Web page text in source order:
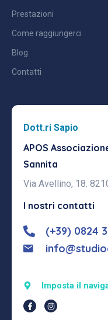
Prestazioni
Come raggiungerci
Blog
Contatti
Dott.ri Sapio
APOS
Sannita
Via Avellino, 18.
I nostri contatti
(+39) 0824
Imposta il